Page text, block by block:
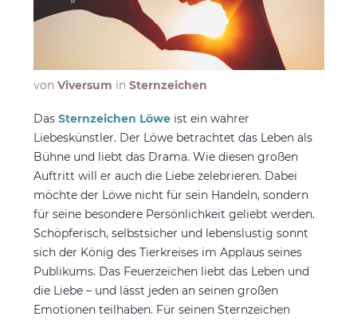
von Viversum in Sternzeichen
Das Sternzeichen Löweist ein wahrer
Liebeskünstler. Der Löwe betrachtet das Leben als
Bühne und liebt das Drama. Wie diesen großen
Auftritt will er auch die Liebe zelebrieren. Dabei
möchte der Löwe nicht für sein Handeln, sondern
für seine besondere Persönlichkeit geliebt werden.
Schöpferisch, selbstsicher und lebenslustig sonnt
sich der König des Tierkreises im Applaus seines
Publikums. Das Feuerzeichen liebt das Leben und
die Liebe – und lässt jeden an seinen großen
Emotionen teilhaben. Für seinen Sternzeichen